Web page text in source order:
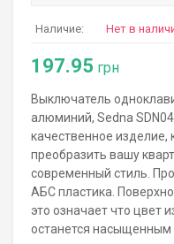
Наличие: Нет в
197.95 грн
Выключатель
алюминий, Sedna
качественное изделие,
преобразить вашу
современный стиль.
АБС пластика.
это означает что цвет
останется насыщенным